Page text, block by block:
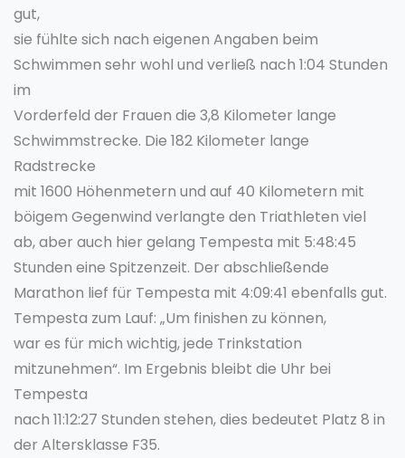
gut,
sie fühlte sich nach eigenen Angaben beim
Schwimmen sehr wohl und verließ nach 1:04 Stunden
im
Vorderfeld der Frauen die 3,8 Kilometer lange
Schwimmstrecke. Die 182 Kilometer lange
Radstrecke
mit 1600 Höhenmetern und auf 40 Kilometern mit
böigem Gegenwind verlangte den Triathleten viel
ab, aber auch hier gelang Tempesta mit 5:48:45
Stunden eine Spitzenzeit. Der abschließende
Marathon lief für Tempesta mit 4:09:41 ebenfalls gut.
Tempesta zum Lauf: „Um finishen zu können,
war es für mich wichtig, jede Trinkstation
mitzunehmen“. Im Ergebnis bleibt die Uhr bei
Tempesta
nach 11:12:27 Stunden stehen, dies bedeutet Platz 8 in
der Altersklasse F35.